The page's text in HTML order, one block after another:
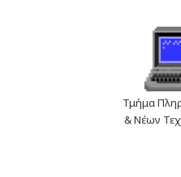
Τμήμα
& Νέων